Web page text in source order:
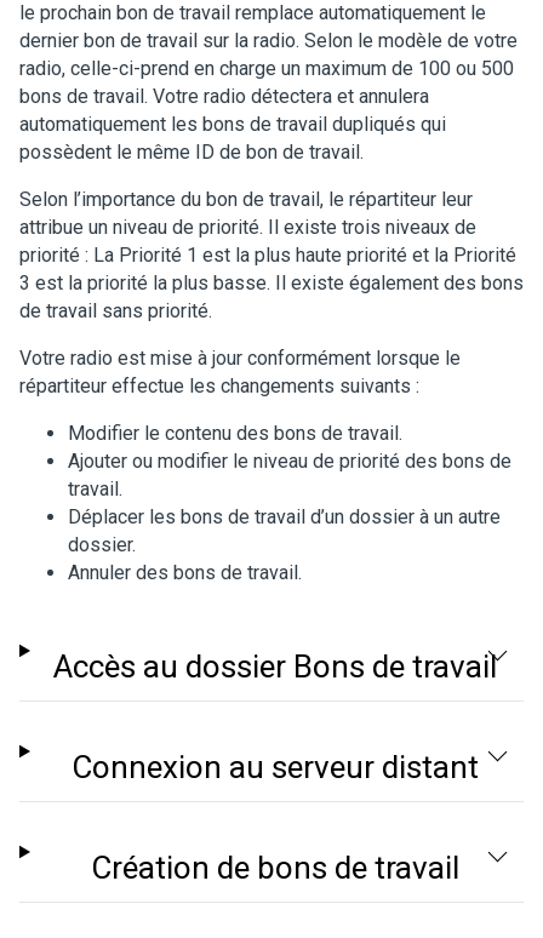
le prochain bon de travail remplace automatiquement le
dernier bon de travail sur la radio. Selon le modèle de votre
radio, celle-ci-prend en charge un maximum de 100 ou 500
bons de travail. Votre radio détectera et annulera
automatiquement les bons de travail dupliqués qui
possèdent le même ID de bon de travail.
Selon l’importance du bon de travail, le répartiteur leur
attribue un niveau de priorité. Il existe trois niveaux de
priorité : La Priorité 1 est la plus haute priorité et la Priorité
3 est la priorité la plus basse. Il existe également des bons
de travail sans priorité.
Votre radio est mise à jour conformément lorsque le
répartiteur effectue les changements suivants :
Modifier le contenu des bons de travail.
Ajouter ou modifier le niveau de priorité des bons de
travail.
Déplacer les bons de travail d’un dossier à un autre
dossier.
Annuler des bons de travail.
Accès au dossier Bons de travail
Connexion au serveur distant
Création de bons de travail